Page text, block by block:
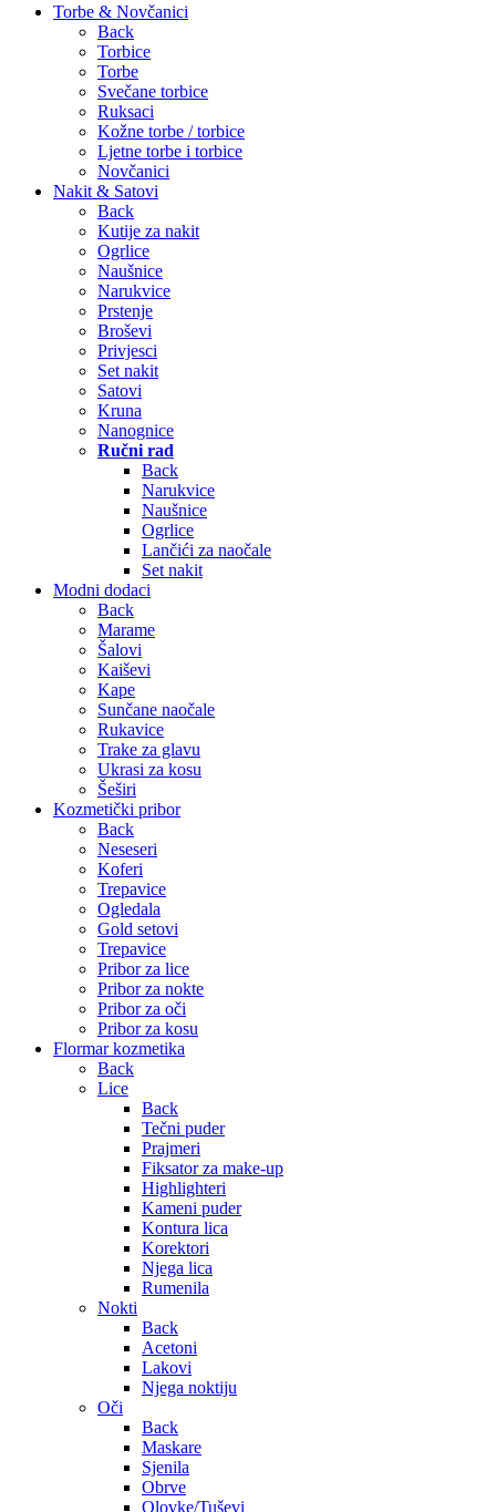
Torbe & Novčanici
Back
Torbice
Torbe
Svečane torbice
Ruksaci
Kožne torbe / torbice
Ljetne torbe i torbice
Novčanici
Nakit & Satovi
Back
Kutije za nakit
Ogrlice
Naušnice
Narukvice
Prstenje
Broševi
Privjesci
Set nakit
Satovi
Kruna
Nanognice
Ručni rad
Back
Narukvice
Naušnice
Ogrlice
Lančići za naočale
Set nakit
Modni dodaci
Back
Marame
Šalovi
Kaiševi
Kape
Sunčane naočale
Rukavice
Trake za glavu
Ukrasi za kosu
Šeširi
Kozmetički pribor
Back
Neseseri
Koferi
Trepavice
Ogledala
Gold setovi
Trepavice
Pribor za lice
Pribor za nokte
Pribor za oči
Pribor za kosu
Flormar kozmetika
Back
Lice
Back
Tečni puder
Prajmeri
Fiksator za make-up
Highlighteri
Kameni puder
Kontura lica
Korektori
Njega lica
Rumenila
Nokti
Back
Acetoni
Lakovi
Njega noktiju
Oči
Back
Maskare
Sjenila
Obrve
Olovke/Tuševi